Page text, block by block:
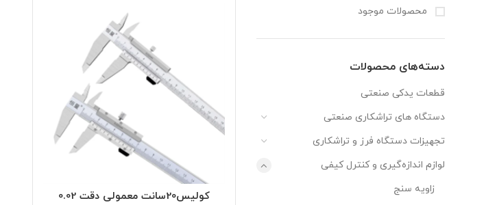
محصولات موجود
دسته‌های محصولات
قطعات یدکی صنعتی
دستگاه های تراشکاری صنعتی
تجهیزات دستگاه فرز و تراشکاری
لوازم اندازه‌گیری و کنترل کیفی
زاویه سنج
کولیس20سانت معمولی دقت 0.02